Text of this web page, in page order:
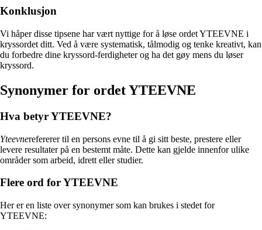
Konklusjon
Vi håper disse tipsene har vært nyttige for å løse ordet YTEEVNE i
kryssordet ditt. Ved å være systematisk, tålmodig og tenke kreativt, kan
du forbedre dine kryssord-ferdigheter og ha det gøy mens du løser
kryssord.
Synonymer for ordet YTEEVNE
Hva betyr YTEEVNE?
Yteevnerefererer til en persons evne til å gi sitt beste, prestere eller
levere resultater på en bestemt måte. Dette kan gjelde innenfor ulike
områder som arbeid, idrett eller studier.
Flere ord for YTEEVNE
Her er en liste over synonymer som kan brukes i stedet for
YTEEVNE: